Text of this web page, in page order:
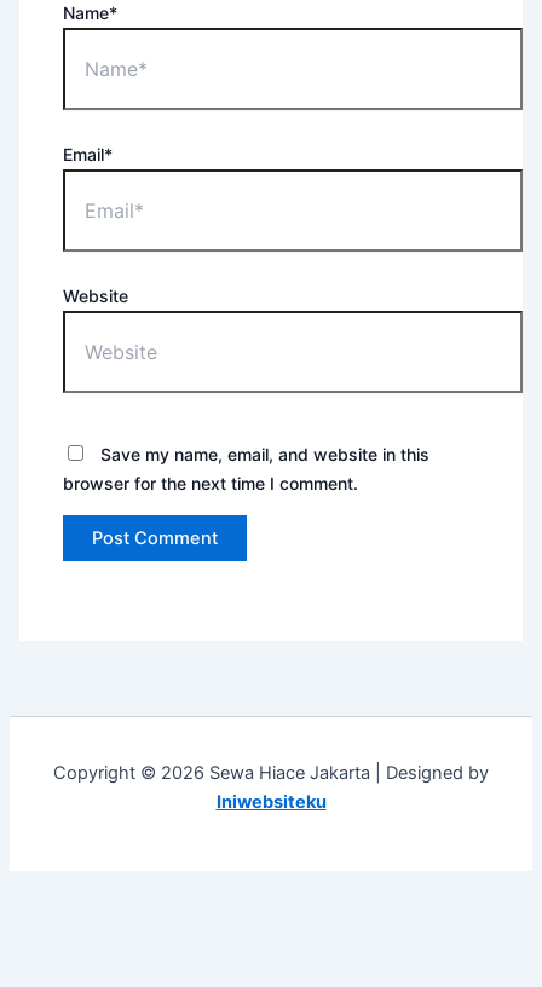
Name*
Email*
Website
Save my name, email, and website in this
browser for the next time I comment.
Copyright © 2026 Sewa Hiace Jakarta | Designed by
Iniwebsiteku